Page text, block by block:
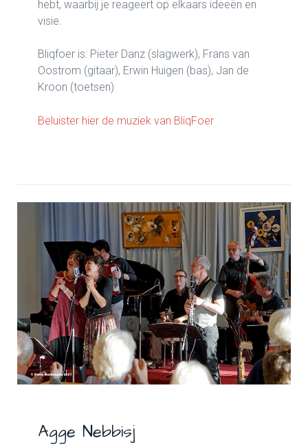
hebt, waarbij je reageert op elkaars ideeën en
visie.
Bliqfoer is: Pieter Danz (slagwerk), Frans van
Oostrom (gitaar), Erwin Huigen (bas), Jan de
Kroon (toetsen)
Beluister hier de muziek van BliqFoer
Agge Nebbisj